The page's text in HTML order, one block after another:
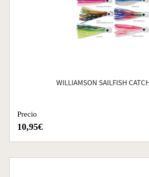
WILLIAMSON SAILFISH
Precio
10,95€